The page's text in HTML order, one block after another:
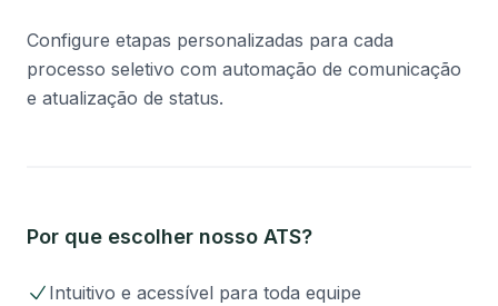
Configure etapas personalizadas para cada
processo seletivo com automação de comunicação
e atualização de status.
Por que escolher nosso ATS?
Intuitivo e acessível para toda equipe